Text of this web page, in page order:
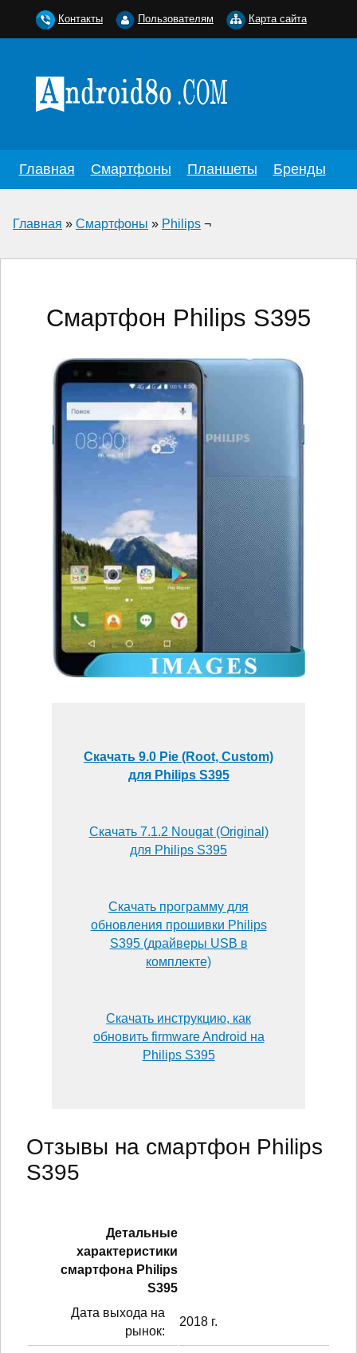
Главная Смартфоны Планшеты Бренды
Главная » Смартфоны » Philips ¬
Смартфон Philips S395
Скачать 9.0 Pie (Root, Custom)
для Philips S395
Скачать 7.1.2 Nougat (Original)
для Philips S395
Скачать программу для
обновления прошивки Philips
S395 (драйверы USB в
комплекте)
Скачать инструкцию, как
обновить firmware Android на
Philips S395
Отзывы на смартфон Philips
S395
Детальные
характеристики
смартфонa Philips
S395
Дата выхода на
рынок:
2018 г.
Контакты Пользователям Карта сайта